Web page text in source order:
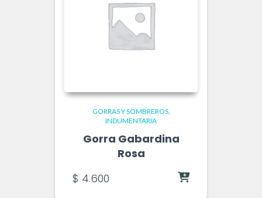
GORRAS Y SOMBREROS
INDUMENTARIA
Gorra Gabardina
Rosa
$ 4.600